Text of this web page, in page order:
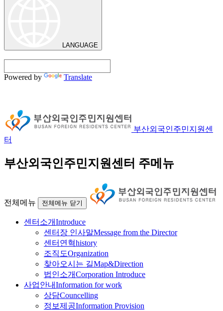
LANGUAGE
Powered by Translate
부산외국인주민지원센
터
부산외국인주민지원센터 주메뉴
전체메뉴 전체메뉴 닫기
센터소개Introduce
센터장 인사말Message from the Director
센터연혁history
조직도Organization
찾아오시는 길Map&Direction
법인소개Corporation Introduce
사업안내Information for work
상담Councelling
정보제공Information Provision